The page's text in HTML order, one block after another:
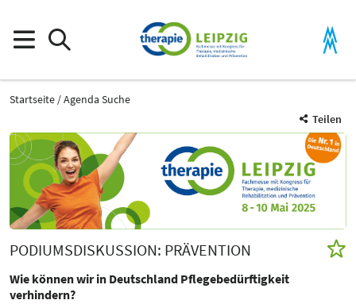
Startseite
Agenda Suche
Teilen
PODIUMSDISKUSSION: PRÄVENTION
Wie können wir in Deutschland Pflegebedürftigkeit
verhindern?